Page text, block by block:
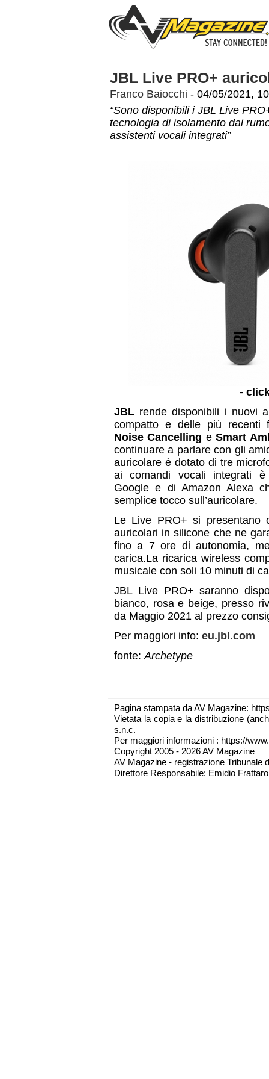
JBL Live PRO+
Franco Baiocchi - 04/05/2021,
“Sono disponibili i JBL Live
tecnologia di isolamento dai
assistenti vocali integrati”
-
JBL rende disponibili i nuovi
compatto e delle più recenti
Noise Cancelling eSmart
continuare a parlare con gli
auricolare è dotato di tre
ai comandi vocali integrati è
Google e di Amazon Alexa
semplice tocco sull’auricolare.
Le Live PRO+ si presentano
auricolari in silicone che ne
fino a 7 ore di autonomia,
carica.La ricarica wireless
musicale con soli 10 minuti di
JBL Live PRO+ saranno
bianco, rosa e beige, presso
da Maggio 2021 al prezzo
Per maggiori info: eu.jbl.com
fonte:Archetype
Pagina stampata da AV Magazine:
Vietata la copia e la distribuzione
s.n.c.
Per maggiori informazioni : https://
Copyright 2005 - 2026 AV Magazine
AV Magazine - registrazione Tribunale
Direttore Responsabile: Emidio